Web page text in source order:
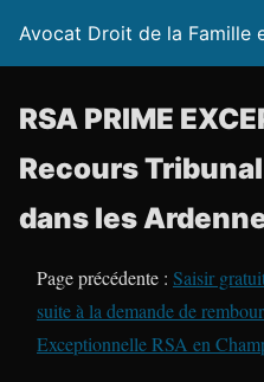
Avocat Droit de la Famille
RSA PRIME
Recours
dans les
Page précédente : Saisir
suite à la demande de
Exceptionnelle RSA en